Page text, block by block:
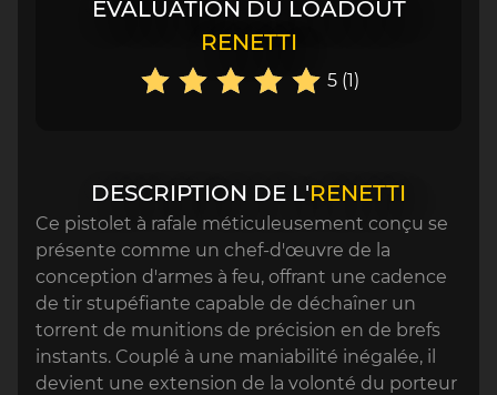
ÉVALUATION DU LOADOUT
RENETTI
5 (1)
DESCRIPTION DE L'RENETTI
Ce pistolet à rafale méticuleusement conçu se
présente comme un chef-d'œuvre de la
conception d'armes à feu, offrant une cadence
de tir stupéfiante capable de déchaîner un
torrent de munitions de précision en de brefs
instants. Couplé à une maniabilité inégalée, il
devient une extension de la volonté du porteur